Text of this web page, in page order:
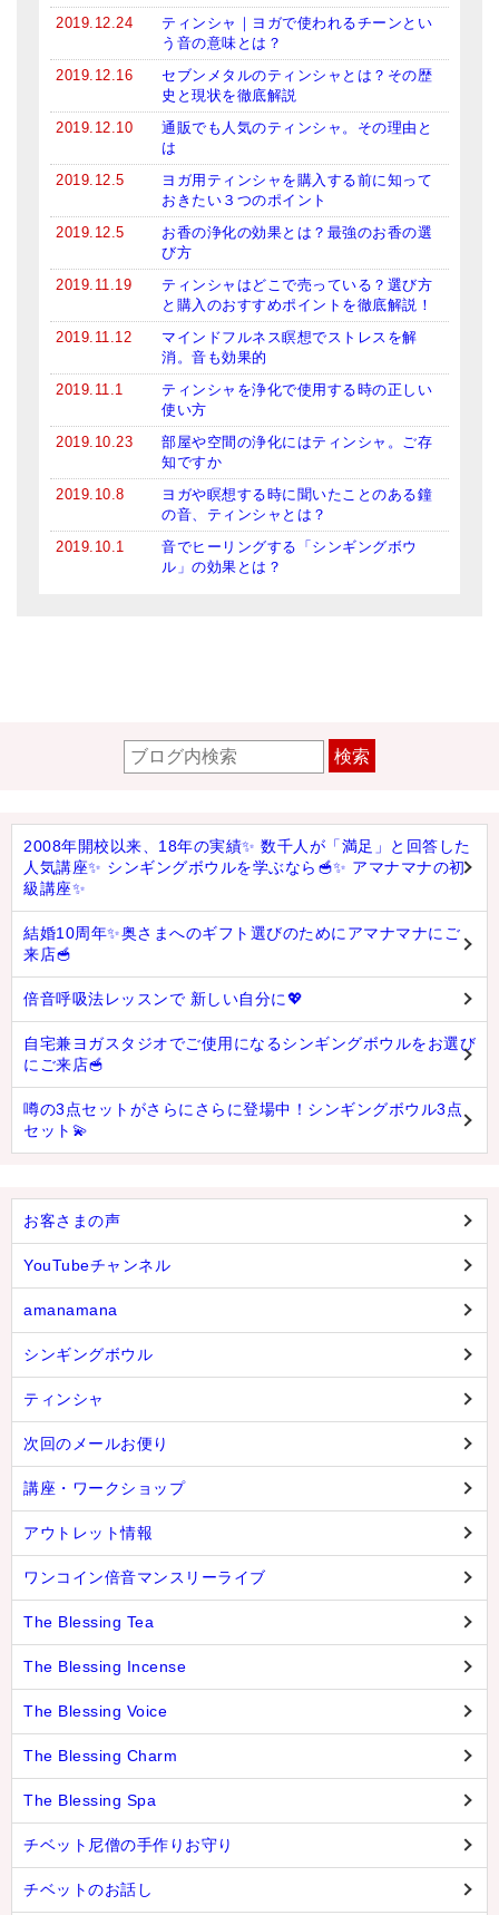
2019.12.24
ティンシャ｜ヨガで使われるチーンとい
う音の意味とは？
2019.12.16
セブンメタルのティンシャとは？その歴
史と現状を徹底解説
2019.12.10
通販でも人気のティンシャ。その理由と
は
2019.12.5
ヨガ用ティンシャを購入する前に知って
おきたい３つのポイント
2019.12.5
お香の浄化の効果とは？最強のお香の選
び方
2019.11.19
ティンシャはどこで売っている？選び方
と購入のおすすめポイントを徹底解説！
2019.11.12
マインドフルネス瞑想でストレスを解
消。音も効果的
2019.11.1
ティンシャを浄化で使用する時の正しい
使い方
2019.10.23
部屋や空間の浄化にはティンシャ。ご存
知ですか
2019.10.8
ヨガや瞑想する時に聞いたことのある鐘
の音、ティンシャとは？
2019.10.1
音でヒーリングする「シンギングボウ
ル」の効果とは？
検索
2008年開校以来、18年の実績✨ 数千人が「満足」と回答した
人気講座✨ シンギングボウルを学ぶなら🥣✨ アマナマナの初
級講座✨
結婚10周年✨奥さまへのギフト選びのためにアマナマナにご
来店🥣
倍音呼吸法レッスンで 新しい自分に💖
自宅兼ヨガスタジオでご使用になるシンギングボウルをお選び
にご来店🥣
噂の3点セットがさらにさらに登場中！シンギングボウル3点
セット💫
お客さまの声
YouTubeチャンネル
amanamana
シンギングボウル
ティンシャ
次回のメールお便り
講座・ワークショップ
アウトレット情報
ワンコイン倍音マンスリーライブ
The Blessing Tea
The Blessing Incense
The Blessing Voice
The Blessing Charm
The Blessing Spa
チベット尼僧の手作りお守り
チベットのお話し